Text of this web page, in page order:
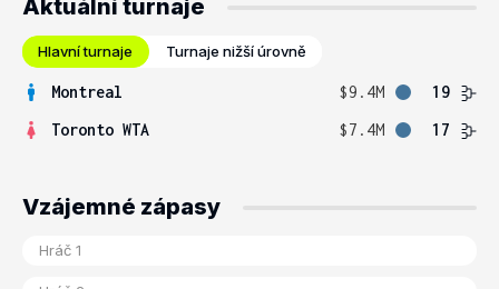
Aktuální turnaje
Hlavní turnaje Turnaje nižší úrovně
Montreal $9.4M
19
Toronto WTA
$7.4M 17
Vzájemné zápasy